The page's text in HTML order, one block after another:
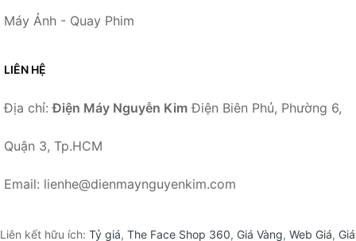
Máy Ảnh - Quay Phim
LIÊN HỆ
Địa chỉ:Điện Máy Nguyễn Kim Điện Biên Phủ, Phường 6,
Quận 3, Tp.HCM
Email: lienhe@dienmaynguyenkim.com
Liên kết hữu ích: Tỷ giá, The Face Shop 360, Giá Vàng, Web Giá, Giá